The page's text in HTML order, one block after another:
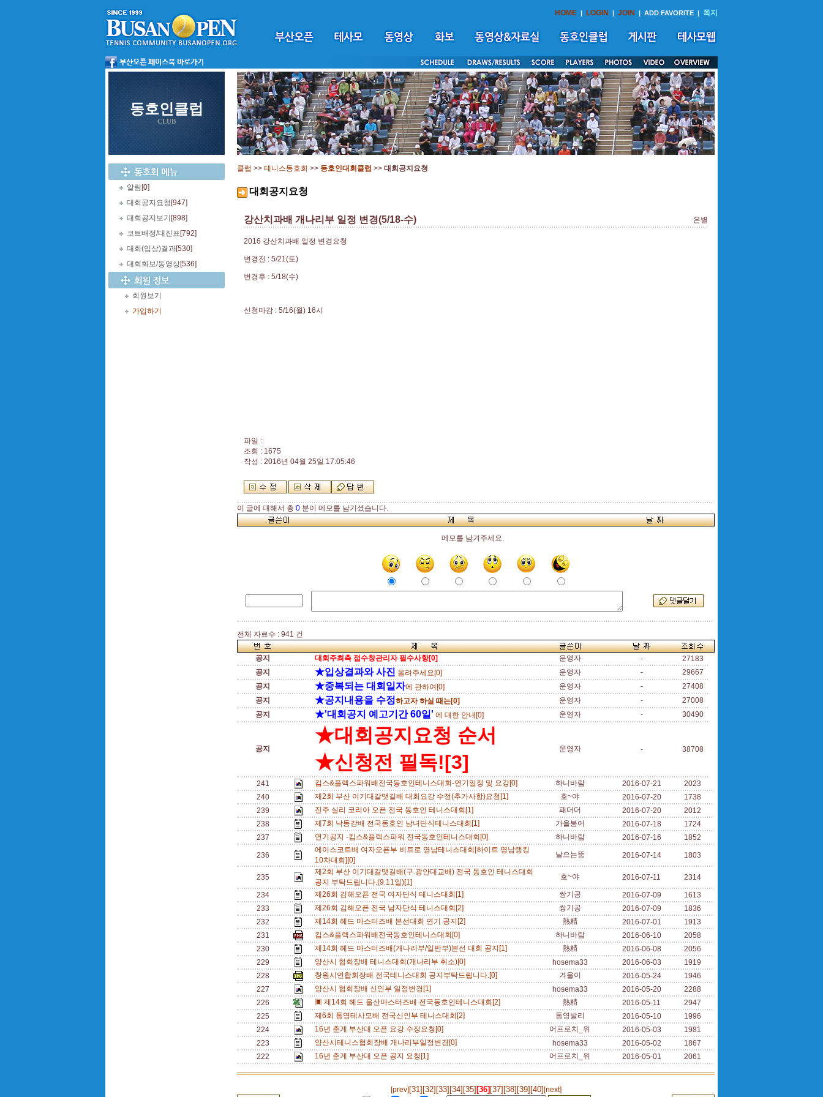
HOME | LOGIN | JOIN | ADD FAVORITE | 쪽지
동호인클럽
CLUB
알림 [0]
대회공지요청 [947]
대회공지보기 [898]
코트배정/대진표 [792]
대회(입상)결과[530]
대회화보/동영상[536]
회원보기
가입하기
클럽 >> 테니스동호회 >> 동호인대회클럽 >> 대회공지요청
대회공지요청
강산치과배 개나리부 일정 변경(5/18-수) 은별
2016 강산치과배 일정 변경요청
변경전 : 5/21(토)
변경후 : 5/18(수)
신청마감 : 5/16(월) 16시
파일 :
조회 : 1675
작성 : 2016년 04월 25일 17:05:46
이 글에 대해서 총 0 분이 메모를 남기셨습니다.
메모를 남겨주세요.
전체 자료수 : 941 건
공지 대회주최측 접수창관리자 필수사항[0] 운영자 -
27183
공지
★입상결과와 사진 올려주세요[0] 운영자 -
29667
공지
★중복되는 대회일자에 관하여[0] 운영자 -
27408
공지
★공지내용을 수정하고자 하실 때는[0] 운영자 -
27008
공지
★'대회공지 예고기간 60일' 에 대한 안내[0] 운영자 - 30490
공지
★대회공지요청 순서
★신청전 필독![3]
운영자 - 38708
241 킴스&플렉스파워배전국동호인테니스대회-연기일정 및 요강[0] 하니바람 2016-07-21
2023
240
제2회 부산 이기대갈맷길배 대회요강 수정(추가사항)요청[1] 호~야 2016-07-20
1738
239
진주 실리 코리아 오픈 전국 동호인 테니스대회[1] 패더더 2016-07-20
2012
238
제7회 낙동강배 전국동호인 남녀단식테니스대회[1] 가을붕어 2016-07-18
1724
237
연기공지 -킴스&플렉스파워 전국동호인테니스대회[0] 하니바람 2016-07-16 1852
236
에이스코트배 여자오픈부 비트로 영남테니스대회[하이트 영남랭킹
10차대회][0]
날으는뚱 2016-07-14 1803
235
제2회 부산 이기대갈맷길배(구.광안대교배) 전국 동호인 테니스대회
공지 부탁드립니다.(9.11일)[1]
호~야 2016-07-11 2314
234 제26회 김해오픈 전국 여자단식 테니스대회[1] 쌍기공 2016-07-09
1613
233
제26회 김해오픈 전국 남자단식 테니스대회[2] 쌍기공 2016-07-09
1836
232
제14회 헤드 마스터즈배 본선대회 연기 공지[2] 熱精 2016-07-01
1913
231
킴스&플렉스파워배전국동호인테니스대회[0] 하니바람 2016-06-10
2058
230
제14회 헤드 마스터즈배(개나리부/일반부)본선 대회 공지[1] 熱精 2016-06-08
2056
229
양산시 협회장배 테니스대회(개나리부 취소)[0] hosema33 2016-06-03
1919
228
창원시연합회장배 전국테니스대회 공지부탁드립니다.[0] 겨울이 2016-05-24
1946
227
양산시 협회장배 신인부 일정변경[1] hosema33 2016-05-20
2288
226
▣ 제14회 헤드 울산마스터즈배 전국동호인테니스대회[2] 熱精 2016-05-11
2947
225
제6회 통영테사모배 전국신인부 테니스대회[2] 통영발리 2016-05-10
1996
224
16년 춘계 부산대 오픈 요강 수정요청[0] 어프로치_위 2016-05-03
1981
223
양산시테니스협회장배 개나리부일정변경[0] hosema33 2016-05-02
1867
222
16년 춘계 부산대 오픈 공지 요청[1] 어프로치_위 2016-05-01 2061
[prev][31] [32] [33] [34] [35] [36] [37] [38] [39] [40] [next]